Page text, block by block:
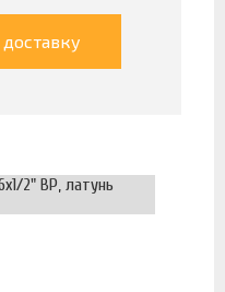
доставку
2" ВР, латунь